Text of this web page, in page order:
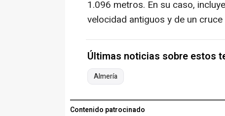
1.096 metros. En su caso,
velocidad antiguos y de un
Últimas noticias sobre estos
Almería
Contenido patrocinado